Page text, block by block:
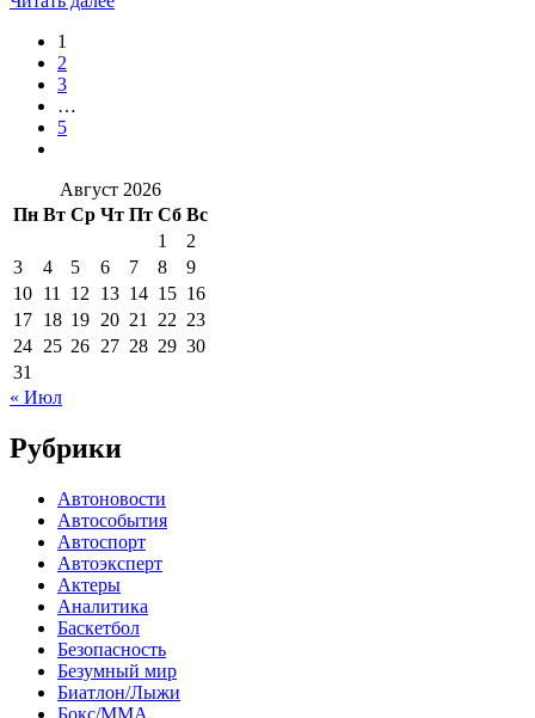
1
2
3
…
5
Август 2026
Пн Вт Ср Чт Пт Сб Вс
1
2
3
4 5 6 7 8
9
10 11 12 13 14 15 16
17 18 19 20 21 22 23
24 25 26 27 28 29 30
31
« Июл
Рубрики
Автоновости
Автособытия
Автоспорт
Автоэксперт
Актеры
Аналитика
Баскетбол
Безопасность
Безумный мир
Биатлон/Лыжи
Бокс/MMA